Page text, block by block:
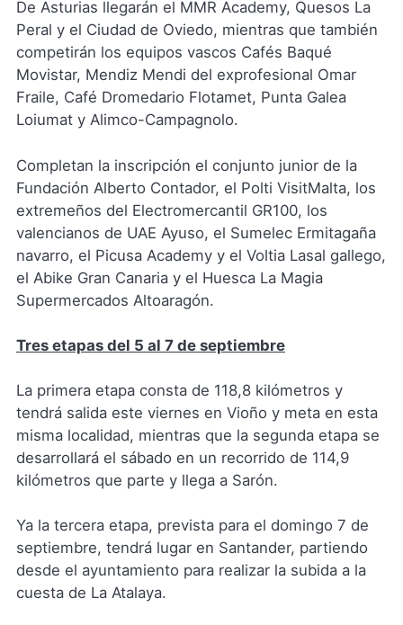
De Asturias llegarán el MMR Academy, Quesos La
Peral y el Ciudad de Oviedo, mientras que también
competirán los equipos vascos Cafés Baqué
Movistar, Mendiz Mendi del exprofesional Omar
Fraile, Café Dromedario Flotamet, Punta Galea
Loiumat y Alimco-Campagnolo.
Completan la inscripción el conjunto junior de la
Fundación Alberto Contador, el Polti VisitMalta, los
extremeños del Electromercantil GR100, los
valencianos de UAE Ayuso, el Sumelec Ermitagaña
navarro, el Picusa Academy y el Voltia Lasal gallego,
el Abike Gran Canaria y el Huesca La Magia
Supermercados Altoaragón.
Tres etapas del 5 al 7 de septiembre
La primera etapa consta de 118,8 kilómetros y
tendrá salida este viernes en Vioño y meta en esta
misma localidad, mientras que la segunda etapa se
desarrollará el sábado en un recorrido de 114,9
kilómetros que parte y llega a Sarón.
Ya la tercera etapa, prevista para el domingo 7 de
septiembre, tendrá lugar en Santander, partiendo
desde el ayuntamiento para realizar la subida a la
cuesta de La Atalaya.